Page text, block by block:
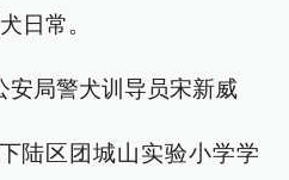
日常。
安局警犬训导员宋新威
陆区团城山实验小学学